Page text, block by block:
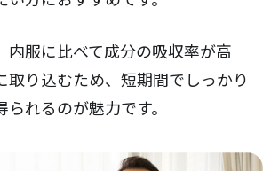
内服に比べて成分の吸収率が高
取り込むため、短期間でしっかり
れるのが魅力です。